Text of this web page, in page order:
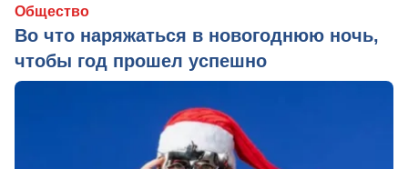
Общество
Во что наряжаться в новогоднюю ночь,
чтобы год прошел успешно